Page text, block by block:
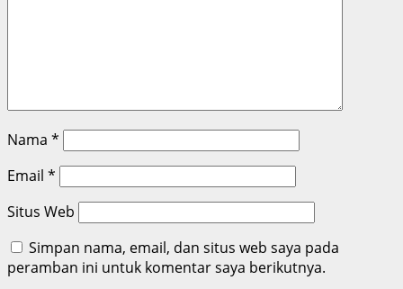
Nama *
Email *
Situs Web
Simpan nama, email, dan situs web saya pada
peramban ini untuk komentar saya berikutnya.